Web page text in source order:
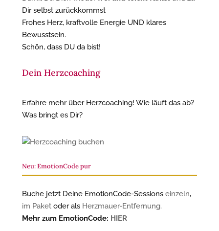
Dir selbst zurückkommst
Frohes Herz, kraftvolle Energie UND klares
Bewusstsein.
Schön, dass DU da bist!
Dein Herzcoaching
Erfahre mehr über Herzcoaching! Wie läuft das ab?
Was bringt es Dir?
Neu: EmotionCode pur
Buche jetzt Deine EmotionCode-Sessions einzeln,
im Paketoder als Herzmauer-Entfernung.
Mehr zum EmotionCode: HIER